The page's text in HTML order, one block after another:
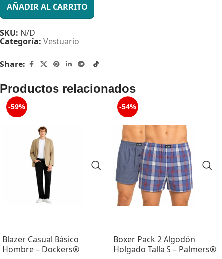
AÑADIR AL CARRITO
SKU: N/D
Categoría: Vestuario
Share:
Productos relacionados
-59%
Blazer Casual Básico
Hombre – Dockers®
-54%
Boxer Pack 2 Algodón
Holgado Talla S – Palmers®